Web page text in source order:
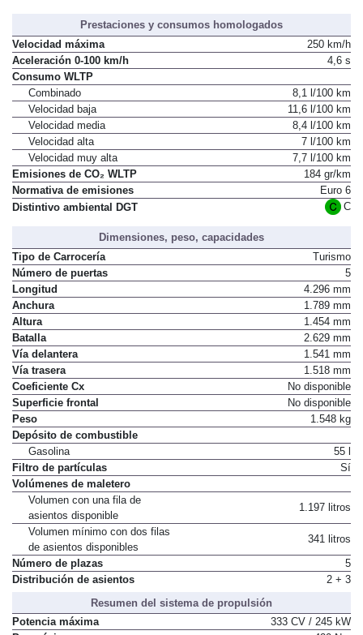
Prestaciones y consumos homologados
Velocidad máxima
250 km/h
Aceleración 0-100 km/h
4,6 s
Consumo WLTP
Combinado
8,1 l/100 km
Velocidad baja
11,6 l/100 km
Velocidad media
8,4 l/100 km
Velocidad alta
7 l/100 km
Velocidad muy alta
7,7 l/100 km
Emisiones de CO₂ WLTP
184 gr/km
Normativa de emisiones
Euro 6
Distintivo ambiental DGT
C
Dimensiones, peso, capacidades
Tipo de Carrocería
Turismo
Número de puertas
5
Longitud
4.296 mm
Anchura
1.789 mm
Altura
1.454 mm
Batalla
2.629 mm
Vía delantera
1.541 mm
Vía trasera
1.518 mm
Coeficiente Cx
No disponible
Superficie frontal
No disponible
Peso
1.548 kg
Depósito de combustible
Gasolina
55 l
Filtro de partículas
Sí
Volúmenes de maletero
Volumen con una fila de
asientos disponible
1.197 litros
Volumen mínimo con dos filas
de asientos disponibles
341 litros
Número de plazas
5
Distribución de asientos
2 + 3
Resumen del sistema de propulsión
Potencia máxima
333 CV / 245 kW